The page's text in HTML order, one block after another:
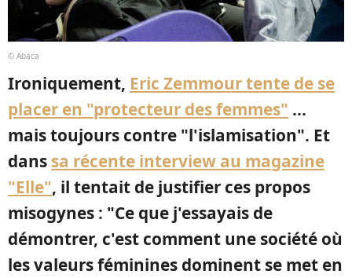
© Abaca
Ironiquement, Eric Zemmour tente de se
placer en "protecteur des femmes" ...
mais toujours contre "l'islamisation". Et
dans sa récente interview au magazine
"Elle", il tentait de justifier ces propos
misogynes : "Ce que j'essayais de
démontrer, c'est comment une société où
les valeurs féminines dominent se met en